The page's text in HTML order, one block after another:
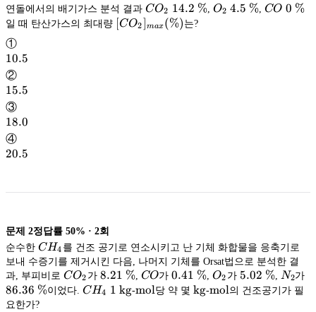
연돌에서의 배기가스 분석 결과 CO_2 14.2\
\%
CO2 14.2 %, O_2 4.5\
O2 4.5 % ,CO\
CO 0 %
일 때 탄산가스의 최대량 [CO_2]_{max}
[CO2]max (%)
①
10.5
10.5
②
15.5
15.5
③
18.0
18.0
④
20.5
20.5
문제 2정답률 50% · 2회
순수한 CH_4
CH4 를 건조 공기로 연소시키고 난 기체 화합물을 응축기로
보내 수증기를 제거시킨 다음, 나머지 기체를 Orsat법으로 분석한 결
과, 부피비로 CO_2
CO2 가 8.21\
\%
8.21 %, CO
CO가0.41\
\%
0.41 % ,O_2
O2 가 5.02\
\%
5.02 %, N_2
N2가
86.36 %이었다. CH_4 1\
CH4 1 kg-\mathrm{mol}
mol당 약 몇 \mathrm{kg}
kg-\mathrm{mol}
mol의 건조공기가 필